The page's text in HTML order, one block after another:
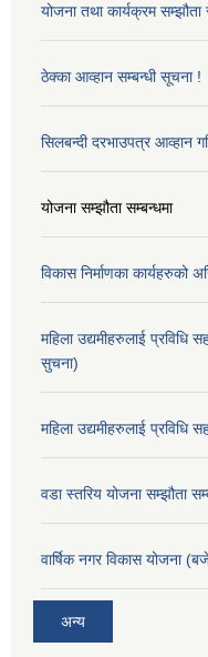
योजना तथा कार्यक्रम
ठेक्का आव्हान सम्बन्धी सूचना !
सिलबन्दी दरभाउपत्र आव्हान
योजना सम्झौता सम्बन्धमा
विकास निर्माणका कार्यहरुको
महिला उद्यमीहरुलाई प्रविधि
सुचना)
महिला उद्यमीहरुलाई प्रविधि
वडा स्तरिय योजना सम्झौता
वार्षिक नगर विकास योजना
अन्य